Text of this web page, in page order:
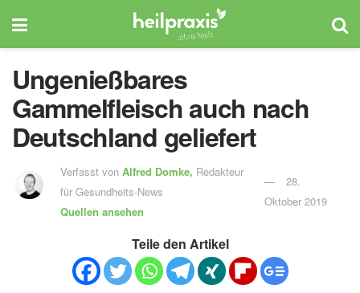
Ungenießbares
Gammelfleisch auch nach
Deutschland geliefert
Verfasst vonAlfred Domke, Redakteur
für Gesundheits-News
Quellen ansehen
28.
Oktober 2019
Teile den Artikel